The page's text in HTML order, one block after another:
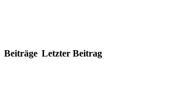
Beiträge Letzter Beitrag